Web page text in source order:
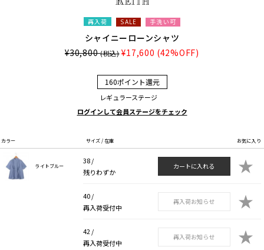
再入荷 SALE 手洗い可
シャイニーローンシャツ
¥30,800(税込) ¥17,600 (42%OFF)
160ポイント還元
レギュラーステージ
ログインして会員ステージをチェック
カラー サイズ / 在庫 お気に入り
ライトブルー
38 /
残りわずか
カートに入れる ★
40 /
再入荷受付中
再入荷お知らせ ★
42 /
再入荷受付中
再入荷お知らせ ★